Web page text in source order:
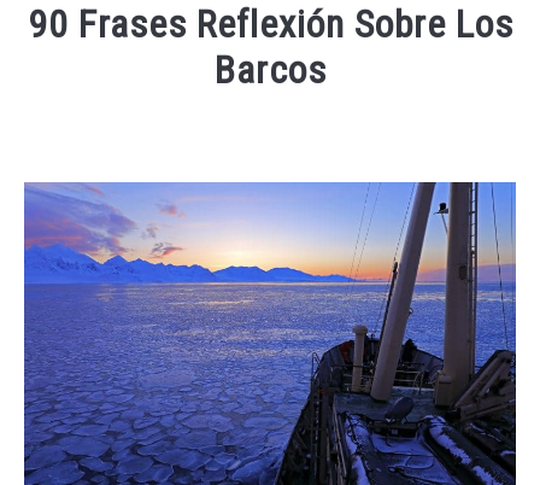
90 Frases Reflexión Sobre Los
Barcos
in
Frases